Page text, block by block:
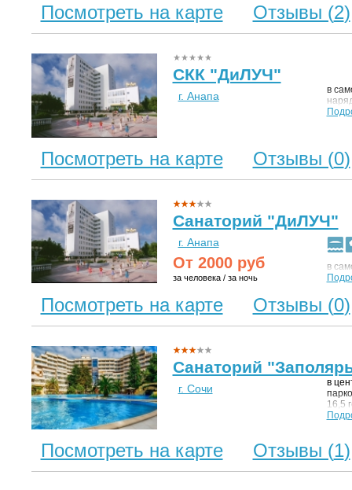
Посмотреть на карте Отзывы (2)
СКК "ДиЛУЧ"
г. Анапа
в
Посмотреть на карте Отзывы (0)
Санаторий "ДиЛУЧ"
г. Анапа
От 2000руб
за человека / за ночь
в
Посмотреть на карте Отзывы (0)
Санаторий
г. Сочи
в
16,5
Посмотреть на карте Отзывы (1)